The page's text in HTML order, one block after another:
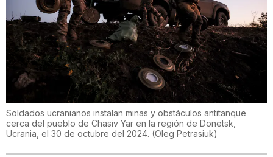
Soldados ucranianos instalan minas y obstáculos antitanque
cerca del pueblo de Chasiv Yar en la región de Donetsk,
Ucrania, el 30 de octubre del 2024. (Oleg Petrasiuk)